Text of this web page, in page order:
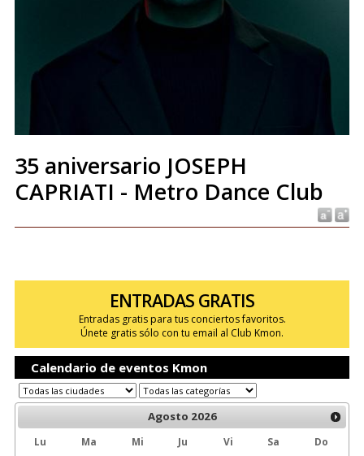
35 aniversario JOSEPH
CAPRIATI - Metro Dance Club
ENTRADAS GRATIS
Entradas gratis para tus conciertos favoritos.
Únete gratis sólo con tu email al Club Kmon.
Calendario de eventos Kmon
Agosto 2026
Lu Ma Mi Ju Vi Sa
Do